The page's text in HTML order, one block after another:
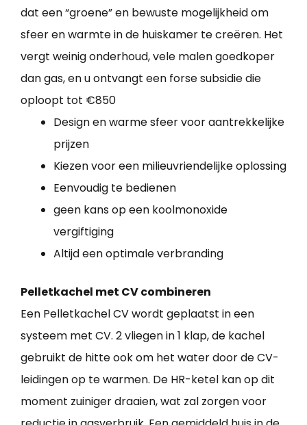
dat een “groene” en bewuste mogelijkheid om
sfeer en warmte in de huiskamer te creëren. Het
vergt weinig onderhoud, vele malen goedkoper
dan gas, en u ontvangt een forse subsidie die
oploopt tot €850
Design en warme sfeer voor aantrekkelijke
prijzen
Kiezen voor een milieuvriendelijke oplossing
Eenvoudig te bedienen
geen kans op een koolmonoxide
vergiftiging
Altijd een optimale verbranding
Pelletkachel met CV combineren
Een Pelletkachel CV wordt geplaatst in een
systeem met CV. 2 vliegen in 1 klap, de kachel
gebruikt de hitte ook om het water door de CV-
leidingen op te warmen. De HR-ketel kan op dit
moment zuiniger draaien, wat zal zorgen voor